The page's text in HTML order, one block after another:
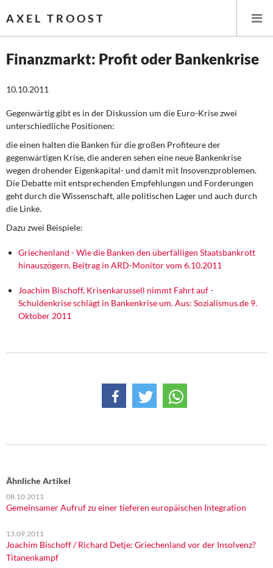
AXEL TROOST
Themen
Leitlinien linker Wirtschafts- und Finanzpolitik
Wirtschaftspolitik
Steuer- und Finanzpolitik
Öffentliche Infrastruktur und Daseinsvorsorge
Eurokrise und Griechenland
Weitere Themen
Rosa-Luxemburg-Stiftung
Finanzmarkt: Profit oder Bankenkrise
10.10.2011
Gegenwärtig gibt es in der Diskussion um die Euro-Krise zwei
unterschiedliche Positionen:
die einen halten die Banken für die großen Profiteure der
gegenwärtigen Krise, die anderen sehen eine neue Bankenkrise
wegen drohender Eigenkapital- und damit mit Insovenzproblemen.
Die Debatte mit entsprechenden Empfehlungen und Forderungen
geht durch die Wissenschaft, alle politischen Lager und auch durch
die Linke.
Dazu zwei Beispiele:
Griechenland - Wie die Banken den überfälligen Staatsbankrott
hinauszögern. Beitrag in ARD-Monitor vom 6.10.2011
Joachim Bischoff, Krisenkarussell nimmt Fahrt auf -
Schuldenkrise schlägt in Bankenkrise um. Aus: Sozialismus.de 9.
Oktober 2011
Ähnliche Artikel
08.10.2011
Gemeinsamer Aufruf zu einer tieferen europäischen Integration
13.09.2011
Joachim Bischoff / Richard Detje: Griechenland vor der Insolvenz?
Titanenkampf